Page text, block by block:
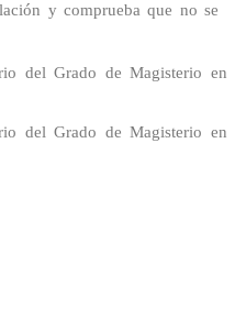
y comprueba que no se
del Grado de Magisterio en
del Grado de Magisterio en